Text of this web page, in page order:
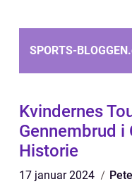
SPORTS-BLOGGEN.
Kvindernes
Gennembrud
Historie
17 januar 2024